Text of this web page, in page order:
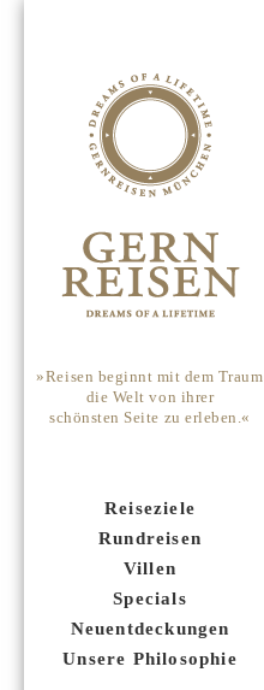
»Reisen beginnt mit dem Traum
die Welt von ihrer
schönsten Seite zu erleben.«
Reiseziele
Rundreisen
Villen
Specials
Neuentdeckungen
Unsere Philosophie